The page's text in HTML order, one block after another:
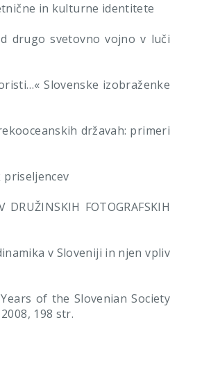
in kulturne identitete
drugo svetovno vojno v luči
Slovenske izobraženke
državah: primeri
priseljencev
DRUŽINSKIH FOTOGRAFSKIH
v Sloveniji in njen vpliv
of the Slovenian Society
198 str.